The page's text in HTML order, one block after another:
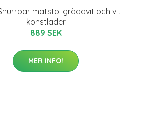
matstol gräddvit och vit
konstläder
889 SEK
MER INFO!